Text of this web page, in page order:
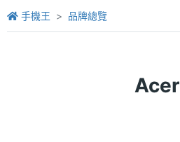
手機王 品牌總覽
Acer